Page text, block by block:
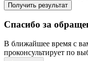
Получить результат
Спасибо за
В ближайшее время с
проконсультирует по